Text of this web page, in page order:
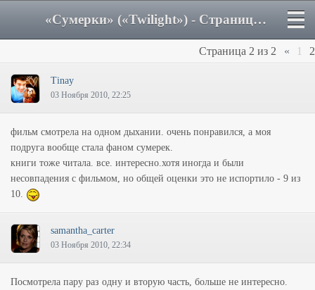
«Сумерки» («Twilight») - Страница 2 - Форум
Страница 2 из 2 « 1 2
Tinay
03 Ноября 2010, 22:25
фильм смотрела на одном дыхании. очень понравился, а моя
подруга вообще стала фаном сумерек.
книги тоже читала. все. интересно.хотя иногда и были
несовпадения с фильмом, но общей оценки это не испортило - 9 из
10.
samantha_carter
03 Ноября 2010, 22:34
Посмотрела пару раз одну и вторую часть, больше не интересно.